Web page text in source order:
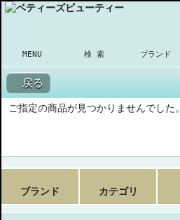
MENU 検 索 ブランド
戻る
ご指定の商品が見つかりませんでした。
ブランド カテゴリ